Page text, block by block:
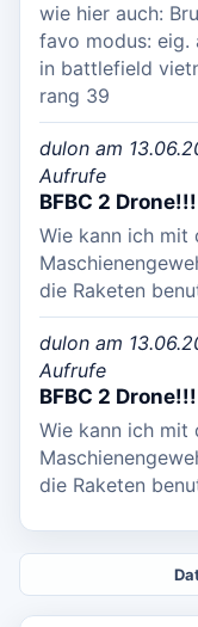
wie hier auch:
favo modus: eig.
in battlefield
rang 39
dulon am
Aufrufe
BFBC 2 Drone!!!
Wie kann ich mit
die Raketen
dulon am
Aufrufe
BFBC 2 Drone!!!
Wie kann ich mit
die Raketen